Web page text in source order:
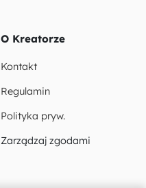
O Kreatorze
Kontakt
Regulamin
Polityka pryw.
Zarządzaj zgodami